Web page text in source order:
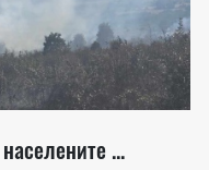
...